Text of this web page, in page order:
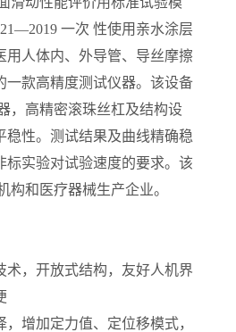
一次 性使用亲水涂层
用人体内、外导管、导丝摩擦
一款高精度测试仪器。该设备
，高精密滚珠丝杠及结构设
稳性。测试结果及曲线精确稳
标实验对试验速度的要求。该
构和医疗器械生产企业。
术，开放式结构，友好人机界
增加定力值、定位移模式，